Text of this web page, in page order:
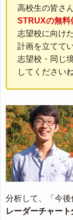
高校生の皆さ
STRUXの無料
志望校に向け
計画を立てて
志望校・同じ
してくださいね
分析して、「今
レーダーチャート